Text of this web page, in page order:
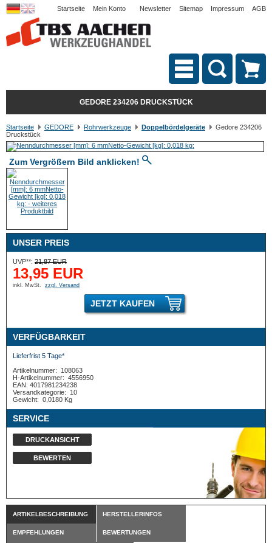
Startseite Mein Konto Newsletter Sitemap Impressum AGB
GEDORE 234206 DRUCKSTÜCK
Startseite GEDORE Rohrwerkzeuge Doppelbördelgeräte
Gedore 234206
Druckstück
Zum Vergrößern Bild anklicken!
UNSER PREIS
UVP**: 21,87 EUR
13,95 EUR
inkl. MwSt. zzgl. Versand
JETZT KAUFEN
VERFÜGBARKEIT
Lieferfrist 5 Tage*
Artikelnummer:
108063
H-Artikelnummer: 4556950
EAN: 4017981234238
Versandkategorie:
10
Gewicht: 0,0180 Kg
SERVICE
DRUCKANSICHT
BEWERTEN
ARTIKELBESCHREIBUNG HERSTELLERINFOS
EMPFEHLUNGEN BEWERTUNGEN